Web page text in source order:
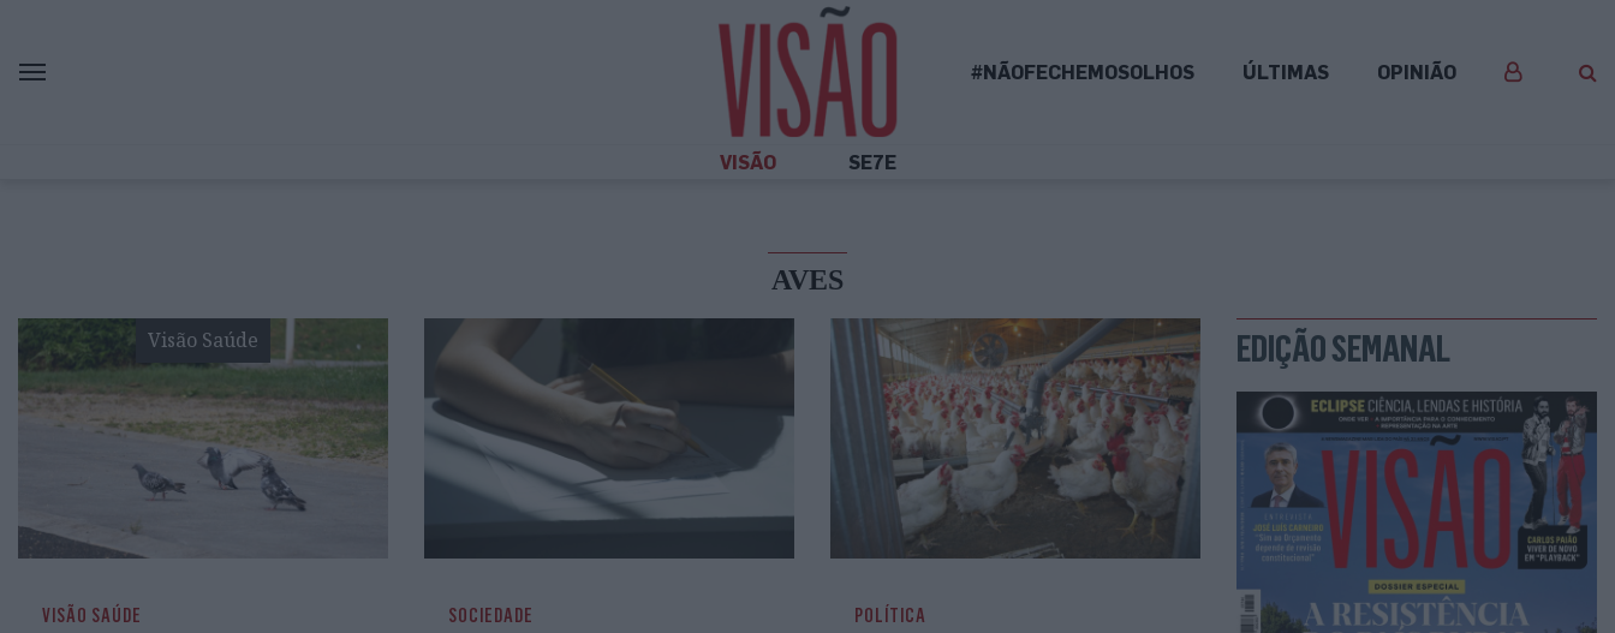
#NÃOFECHEMOSOLHOS ÚLTIMAS OPINIÃO
VISÃO SE7E
AVES
Visão Saúde
VISÃO SAÚDE SOCIEDADE POLÍTICA
EDIÇÃO SEMANAL